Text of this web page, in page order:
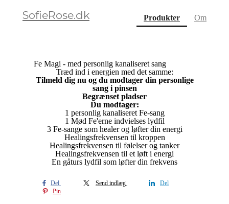
SofieRose.dk Produkter(current)
Om
Fe Magi - med personlig kanaliseret sang
Træd ind i energien med det samme:
Tilmeld dig nu og du modtager din personlige
sang i pinsen
Begrænset pladser
Du modtager:
1 personlig kanaliseret Fe-sang
1 Mød Fe'erne indvielses lydfil
3 Fe-sange som healer og løfter din energi
Healingsfrekvensen til kroppen
Healingsfrekvensen til følelser og tanker
Healingsfrekvensen til et løft i energi
En gåturs lydfil som løfter din frekvens
Del Send indlæg
Del
Pin